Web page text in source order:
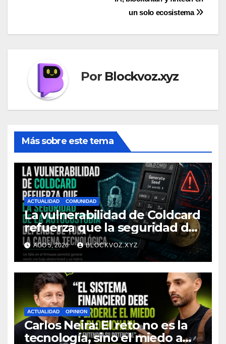
un solo ecosistema
Por Blockvoz.xyz
Más sobre este tema
ACTUALIDAD COMUNIDAD
La vulnerabilidad de Coldcard
refuerza que la seguridad de
la autocustodia depende de
toda la cadena tecnológica,
afirma CoinEx Research
AGO 5, 2026 BLOCKVOZ.XYZ
ACTUALIDAD OPINION
Carlos Neira: El reto no es la
tecnología, sino el miedo a